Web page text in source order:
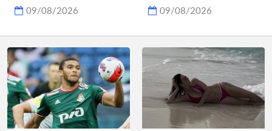
09/08/2026 09/08/2026